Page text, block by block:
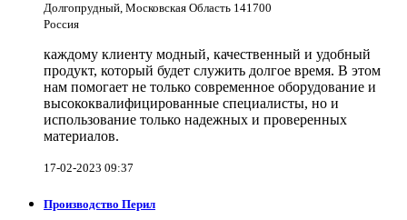
Долгопрудный, Московская Область 141700
Россия
каждому клиенту модный, качественный и удобный
продукт, который будет служить долгое время. В этом
нам помогает не только современное оборудование и
высококвалифицированные специалисты, но и
использование только надежных и проверенных
материалов.
17-02-2023 09:37
Производство Перил